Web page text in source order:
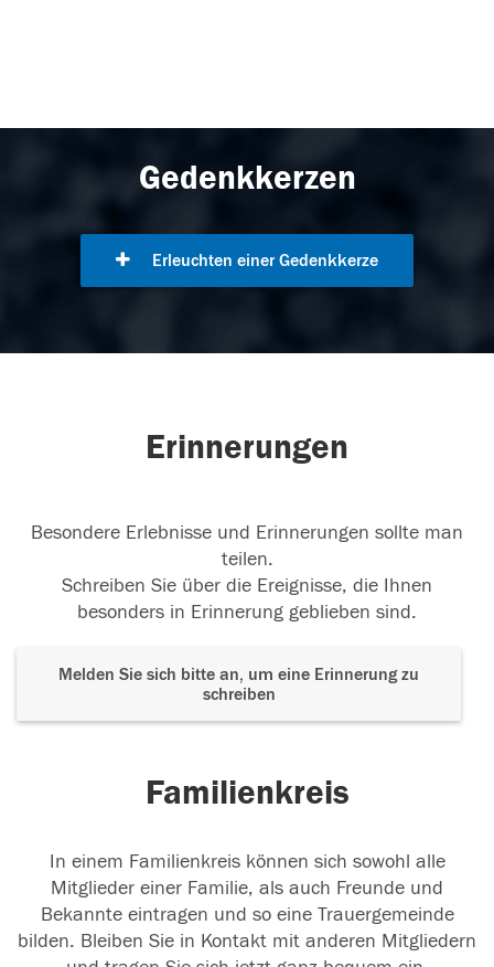
Gedenkkerzen
Erleuchten einer Gedenkkerze
Erinnerungen
Besondere Erlebnisse und Erinnerungen sollte man
teilen.
Schreiben Sie über die Ereignisse, die Ihnen
besonders in Erinnerung geblieben sind.
Melden Sie sich bitte an, um eine Erinnerung zu
schreiben
Familienkreis
In einem Familienkreis können sich sowohl alle
Mitglieder einer Familie, als auch Freunde und
Bekannte eintragen und so eine Trauergemeinde
bilden. Bleiben Sie in Kontakt mit anderen Mitgliedern